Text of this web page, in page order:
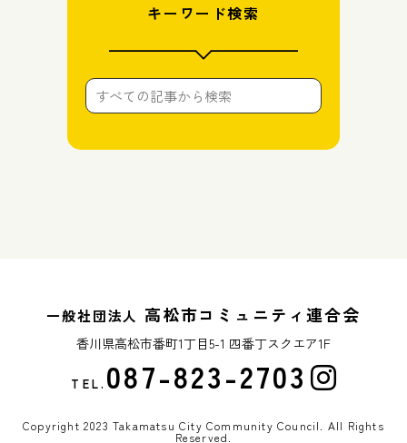
キーワード検索
一般社団法人 高松市コミュニティ連合会
香川県高松市番町1丁目5-1 四番丁スクエア1F
TEL. 087-823-2703
Copyright 2023 Takamatsu City Community Council. All Rights
Reserved.